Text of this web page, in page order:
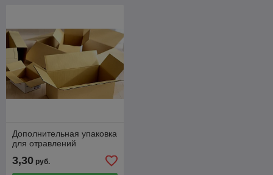
Дополнительная упаковка
для отравлений
3,30 руб.